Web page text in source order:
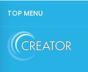
TOP MENU